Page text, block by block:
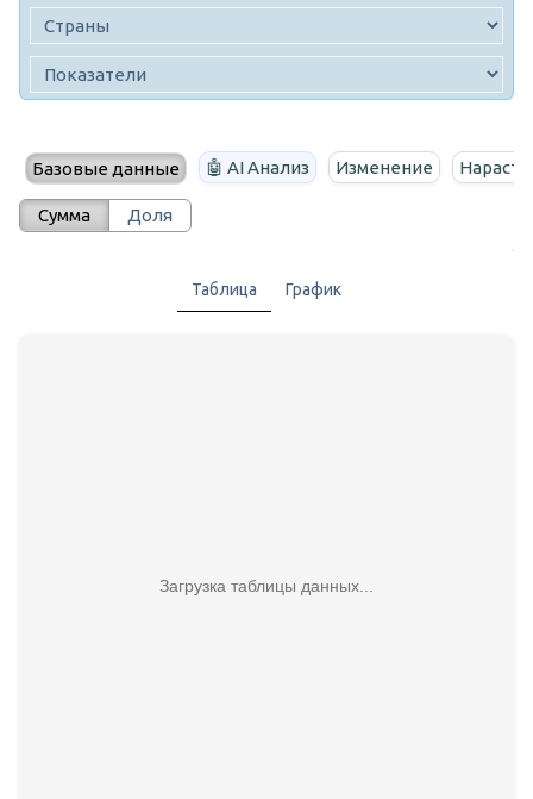
Базовые данные 🤖 AI Анализ Изменение
Сумма Доля
Таблица График
Загрузка таблицы данных...